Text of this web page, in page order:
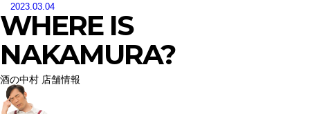
2023.03.04
WHERE IS
NAKAMURA?
酒の中村 店舗情報